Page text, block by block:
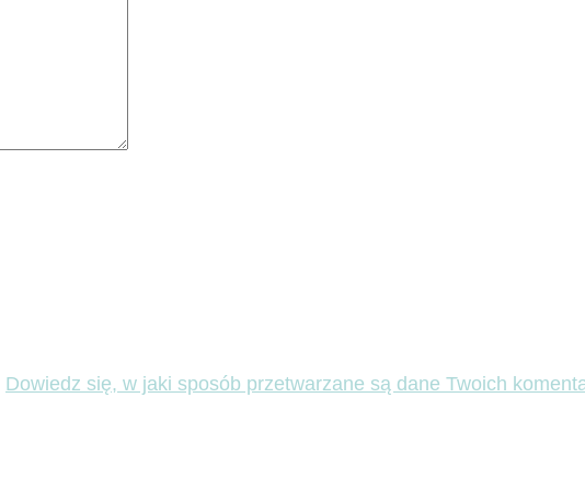
Dowiedz się, w jaki sposób przetwarzane są dane Twoich